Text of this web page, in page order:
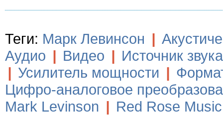
Теги: Марк Левинсон |
Аудио | Видео | Источник звука
| Усилитель мощности |
Цифро-аналоговое
Mark Levinson | Red Rose Music